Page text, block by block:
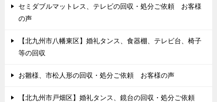
セミダブルマットレス、テレビの回収・処分ご依頼 お客様
の声
【北九州市八幡東区】婚礼タンス、食器棚、テレビ台、椅子
等の回収
お雛様、市松人形の回収・処分ご依頼 お客様の声
【北九州市戸畑区】婚礼タンス、鏡台の回収・処分ご依頼